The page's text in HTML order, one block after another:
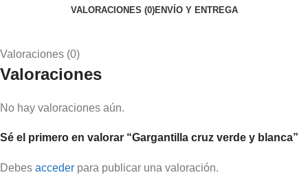
VALORACIONES (0)ENVÍO Y ENTREGA
Valoraciones (0)
Valoraciones
No hay valoraciones aún.
Sé el primero en valorar “Gargantilla cruz verde y blanca”
Debes acceder para publicar una valoración.